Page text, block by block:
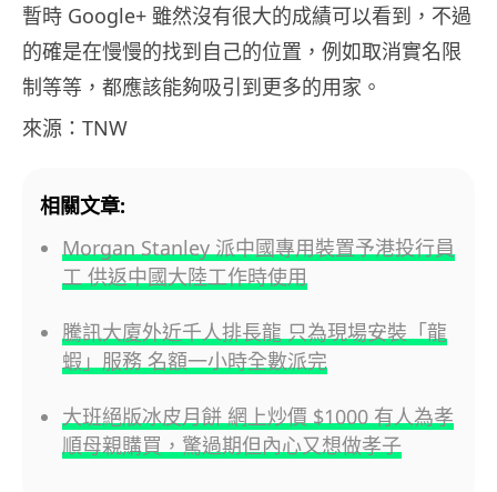
暫時 Google+ 雖然沒有很大的成績可以看到，不過
的確是在慢慢的找到自己的位置，例如取消實名限
制等等，都應該能夠吸引到更多的用家。
來源：TNW
相關文章:
Morgan Stanley 派中國專用裝置予港投行員
工 供返中國大陸工作時使用
騰訊大廈外近千人排長龍 只為現場安裝「龍
蝦」服務 名額一小時全數派完
大班絕版冰皮月餅 網上炒價 $1000 有人為孝
順母親購買，驚過期但內心又想做孝子